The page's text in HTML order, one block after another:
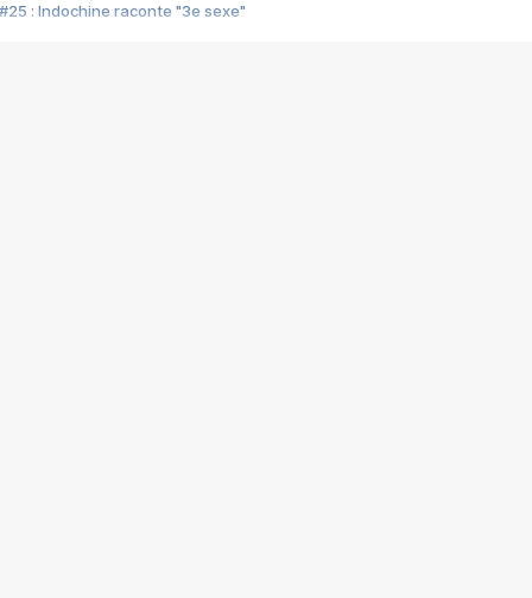
#25 : Indochine raconte "3e sexe"